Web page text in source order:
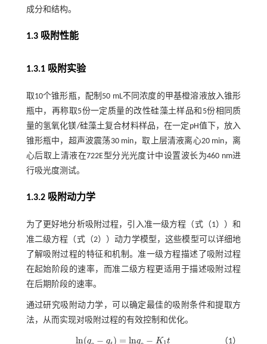
成分和结构。
1.3 吸附性能
1.3.1 吸附实验
取10个锥形瓶，配制50 mL不同浓度的甲基橙溶液放入锥形
瓶中，再称取5份一定质量的改性硅藻土样品和5份相同质
量的氢氧化镁/硅藻土复合材料样品，在一定pH值下，放入
锥形瓶中，超声波震荡30 min，取上层清液离心20 min，离
心后取上清液在722E型分光光度计中设置波长为460 nm进
行吸光度测试。
1.3.2 吸附动力学
为了更好地分析吸附过程，引入准一级方程（ 式（1）
）和
准二级方程（ 式（2）
）动力学模型，这些模型可以详细地
了解吸附过程的特征和机制。准一级方程描述了吸附过程
在起始阶段的速率，而准二级方程更适用于描述吸附过程
在后期阶段的速率。
通过研究吸附动力学，可以确定最佳的吸附条件和提取方
法，从而实现对吸附过程的有效控制和优化。
ln(q − q ) = lnq − K t （1）